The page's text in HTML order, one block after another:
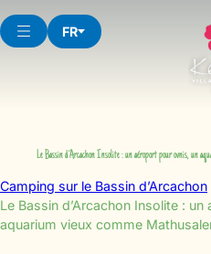
au
contenu
FR
Le Bassin d’Arcachon Insolite : un aéroport pour ovnis, un
Camping sur le Bassin d’Arcachon
Le Bassin d’Arcachon Insolite :
aquarium vieux comme